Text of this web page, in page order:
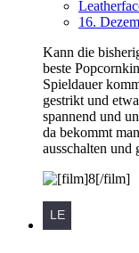
16.
Kann die
beste
Spieldauer
gestrikt und
spannend und
da bekommt
ausschalten